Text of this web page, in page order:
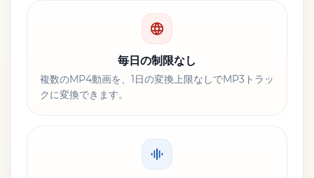
毎日の制限なし
複数のMP4動画を、1日の変換上限なしでMP3トラッ
クに変換できます。